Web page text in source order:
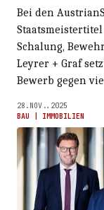
Bei den
Schalung,
Leyrer + Graf
Bewerb gegen
28.NOV..2025
BAU | IMMOBILIEN